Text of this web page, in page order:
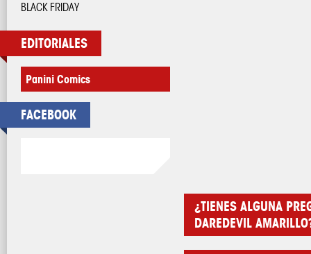
BLACK FRIDAY
EDITORIALES
Panini Comics
FACEBOOK
¿TIENES ALGUNA
DAREDEVIL